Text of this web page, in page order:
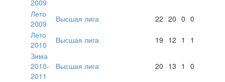
2009
Лето
2009
Высшая лига 22 20 0 0
Лето
2010
Высшая лига 19 12 1
1
Зима
2010-
2011
Высшая лига 20 13 1 0